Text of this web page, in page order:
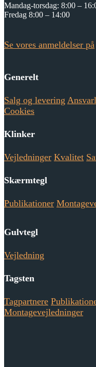
Mandag-torsdag: 8:00 –
Fredag 8:00 – 14:00
Se vores anmeldelser på
Generelt
Salg og levering
Cookies
Klinker
Vejledninger Kvalitet
Skærmtegl
Publikationer
Gulvtegl
Vejledning
Tagsten
Tagpartnere
Montagevejledninger